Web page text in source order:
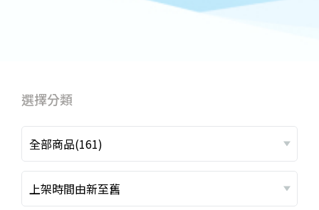
選擇分類
全部商品(161)
上架時間由新至舊